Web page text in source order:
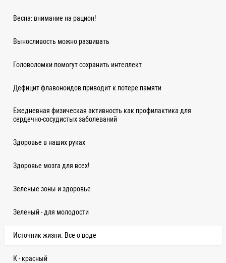
Весна: внимание на рацион!
Выносливость можно развивать
Головоломки помогут сохранить интеллект
Дефицит флавоноидов приводит к потере памяти
Ежедневная физическая активность как профилактика для
сердечно-сосудистых заболеваний
Здоровье в наших руках
Здоровье мозга для всех!
Зеленые зоны и здоровье
Зеленый - для молодости
Источник жизни. Все о воде
К - красный